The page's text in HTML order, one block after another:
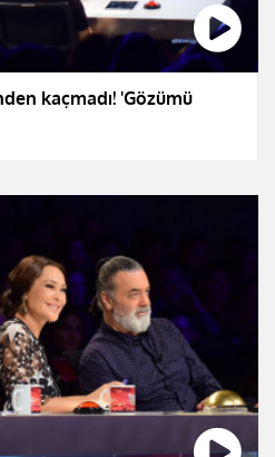
kaçmadı! 'Gözümü